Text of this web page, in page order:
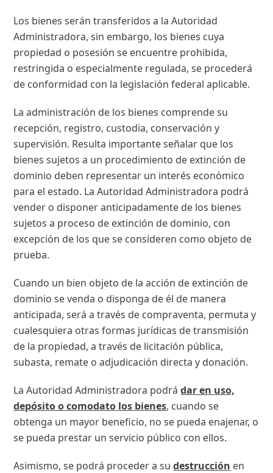
Los bienes serán transferidos a la Autoridad
Administradora, sin embargo, los bienes cuya
propiedad o posesión se encuentre prohibida,
restringida o especialmente regulada, se procederá
de conformidad con la legislación federal aplicable.
La administración de los bienes comprende su
recepción, registro, custodia, conservación y
supervisión. Resulta importante señalar que los
bienes sujetos a un procedimiento de extinción de
dominio deben representar un interés económico
para el estado. La Autoridad Administradora podrá
vender o disponer anticipadamente de los bienes
sujetos a proceso de extinción de dominio, con
excepción de los que se consideren como objeto de
prueba.
Cuando un bien objeto de la acción de extinción de
dominio se venda o disponga de él de manera
anticipada, será a través de compraventa, permuta y
cualesquiera otras formas jurídicas de transmisión
de la propiedad, a través de licitación pública,
subasta, remate o adjudicación directa y donación.
La Autoridad Administradora podrádar en uso,
depósito o comodato los bienes, cuando se
obtenga un mayor beneficio, no se pueda enajenar, o
se pueda prestar un servicio público con ellos.
Asimismo, se podrá proceder a sudestrucción en